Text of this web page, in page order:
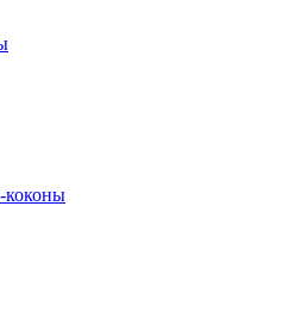
коконы